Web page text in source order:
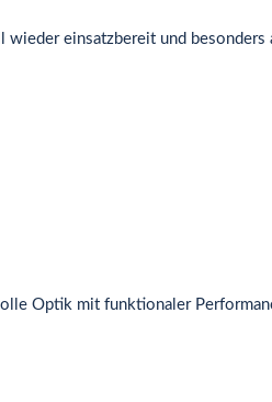
einsatzbereit und
Optik mit funktionaler